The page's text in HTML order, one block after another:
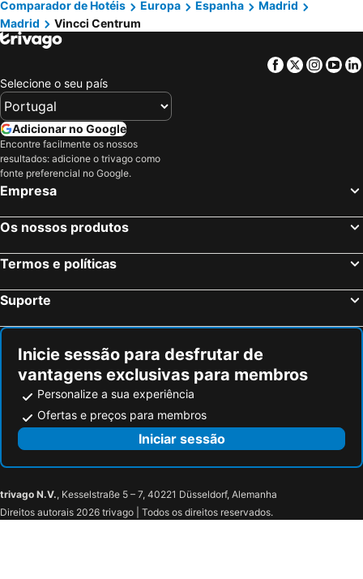
Comparador de Hotéis
Europa Espanha
Madrid
Madrid
Vincci Centrum
Facebook
Twitter
Selecione o seu país
Adicionar no Google
Encontre facilmente os nossos
resultados: adicione o trivago como
fonte preferencial no Google.
Empresa
Os nossos produtos
Termos e políticas
Suporte
Inicie sessão para desfrutar de
vantagens exclusivas para membros
Personalize a sua experiência
Ofertas e preços para membros
Iniciar sessão
trivago N.V., Kesselstraße 5 – 7, 40221 Düsseldorf, Alemanha
Direitos autorais 2026 trivago | Todos os direitos reservados.